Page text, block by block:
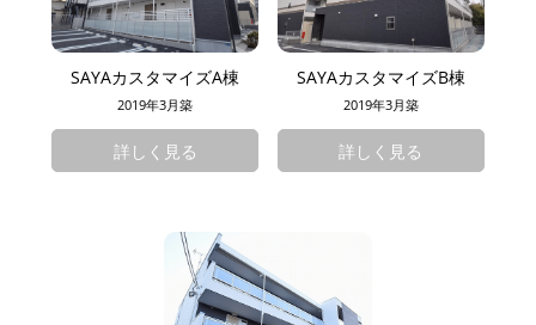
SAYAカスタマイズA棟
2019年3月築
詳しく見る
SAYAカスタマイズB棟
2019年3月築
詳しく見る